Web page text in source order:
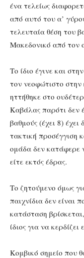
ένα τελείως
από αυτό του α’
τελευταία θέση του
Μακεδονικό από τον
Το ίδιο έγινε και
τον νεοφώτιστο
ηττήθηκε στο
Καβάλας παρότι δεν
βαθμούς (έχει 8) έχει
τακτική προσέγγιση
ομάδα δεν κατάφερε
είτε εκτός έδρας.
Το ζητούμενο όμως
παιχνίδια δεν είναι
κατάσταση
ίδιος για να
Κομβικό σημείο που